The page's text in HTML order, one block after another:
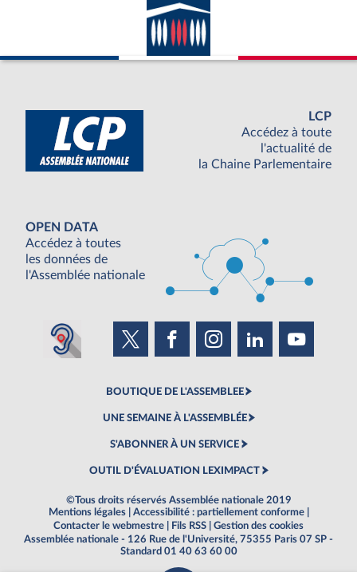
LCP
Accédez à toute
l'actualité de
la Chaine Parlementaire
OPEN DATA
Accédez à toutes
les données de
l'Assemblée nationale
BOUTIQUE DE L'ASSEMBLEE
UNE SEMAINE À L'ASSEMBLÉE
S'ABONNER À UN SERVICE
OUTIL D'ÉVALUATION LEXIMPACT
©Tous droits réservés Assemblée nationale 2019
Mentions légales
Accessibilité : partiellement conforme
Contacter le webmestre
Fils RSS
Gestion des cookies
Assemblée nationale - 126 Rue de l'Université, 75355 Paris 07 SP -
Standard 01 40 63 60 00